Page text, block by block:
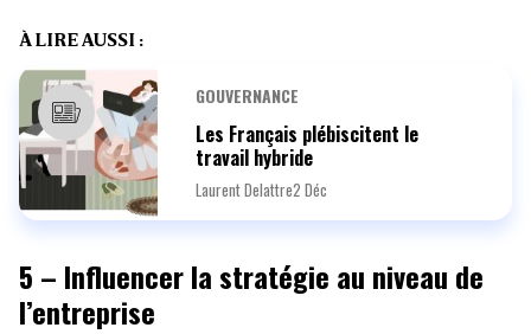
À LIRE AUSSI :
GOUVERNANCE
Les Français plébiscitent le
travail hybride
Laurent Delattre2 Déc
5 – Influencer la stratégie au niveau de
l’entreprise